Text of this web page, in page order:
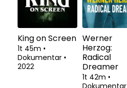
King on Screen
1t 45m •
Dokumentar •
2022
Werner
Herzog:
Radical
Dreamer
1t 42m •